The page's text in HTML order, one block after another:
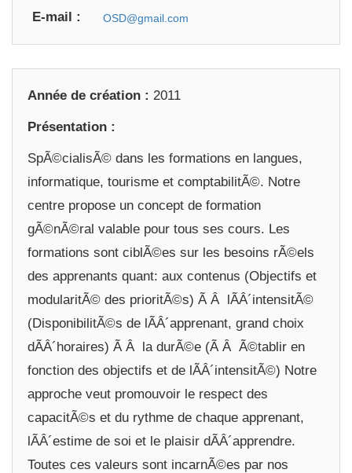
E-mail :
Année de création : 2011
Présentation :
SpÃ©cialisÃ© dans les formations en langues,
informatique, tourisme et comptabilitÃ©. Notre
centre propose un concept de formation
gÃ©nÃ©ral valable pour tous ses cours. Les
formations sont ciblÃ©es sur les besoins rÃ©els
des apprenants quant: aux contenus (Objectifs et
modularitÃ© des prioritÃ©s) Ã Â lÃÂ´intensitÃ©
(DisponibilitÃ©s de lÃÂ´apprenant, grand choix
dÃÂ´horaires) Ã Â la durÃ©e (Ã Â Ã©tablir en
fonction des objectifs et de lÃÂ´intensitÃ©) Notre
approche veut promouvoir le respect des
capacitÃ©s et du rythme de chaque apprenant,
lÃÂ´estime de soi et le plaisir dÃÂ´apprendre.
Toutes ces valeurs sont incarnÃ©es par nos